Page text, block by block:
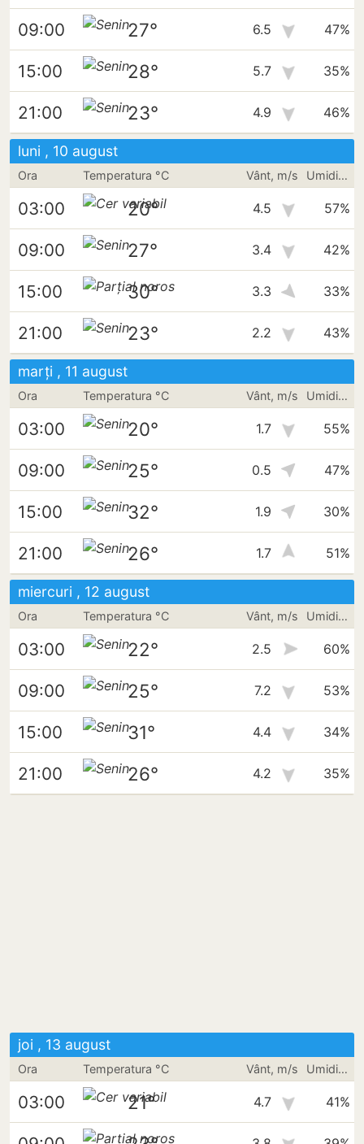
09:00 27° 6.5 47%
15:00 28° 5.7 35%
21:00 23° 4.9 46%
luni , 10 august
Ora Temperatura °C Vânt, m/s Umiditate
03:00 20° 4.5 57%
09:00 27° 3.4 42%
15:00 30° 3.3 33%
21:00 23° 2.2 43%
marți , 11 august
Ora Temperatura °C Vânt, m/s Umiditate
03:00 20° 1.7 55%
09:00 25° 0.5 47%
15:00 32° 1.9 30%
21:00 26° 1.7 51%
miercuri , 12 august
Ora Temperatura °C Vânt, m/s Umiditate
03:00 22° 2.5 60%
09:00 25° 7.2 53%
15:00 31° 4.4 34%
21:00 26° 4.2 35%
joi , 13 august
Ora Temperatura °C Vânt, m/s Umiditate
03:00 21° 4.7 41%